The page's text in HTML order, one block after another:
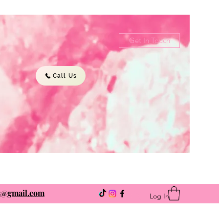
Get In Touch
Call Us
Log In